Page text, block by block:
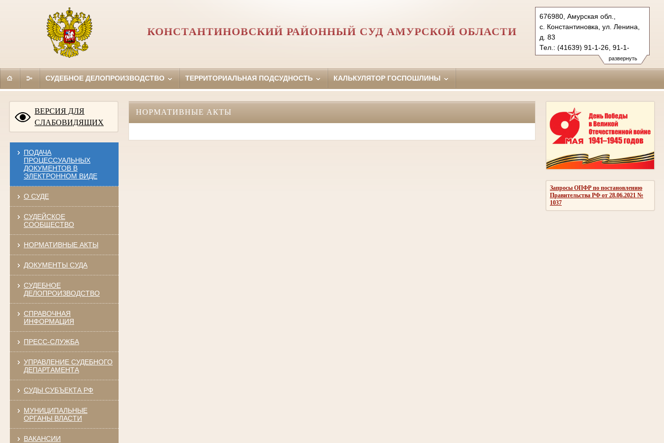
развернуть
676980, Амурская обл.,
с. Константиновка, ул. Ленина,
д. 83
Тел.: (41639) 91-1-26, 91-1-
79 (ф.)
konstantin.amr@sudrf.ru
КОНСТАНТИНОВСКИЙ РАЙОННЫЙ СУД АМУРСКОЙ ОБЛАСТИ
СУДЕБНОЕ ДЕЛОПРОИЗВОДСТВО ТЕРРИТОРИАЛЬНАЯ ПОДСУДНОСТЬ КАЛЬКУЛЯТОР ГОСПОШЛИНЫ
ВЕРСИЯ ДЛЯ
СЛАБОВИДЯЩИХ
ПОДАЧА
ПРОЦЕССУАЛЬНЫХ
ДОКУМЕНТОВ В
ЭЛЕКТРОННОМ ВИДЕ
О СУДЕ
СУДЕЙСКОЕ
СООБЩЕСТВО
НОРМАТИВНЫЕ АКТЫ
ДОКУМЕНТЫ СУДА
СУДЕБНОЕ
ДЕЛОПРОИЗВОДСТВО
СПРАВОЧНАЯ
ИНФОРМАЦИЯ
ПРЕСС-СЛУЖБА
УПРАВЛЕНИЕ СУДЕБНОГО
ДЕПАРТАМЕНТА
СУДЫ СУБЪЕКТА РФ
МУНИЦИПАЛЬНЫЕ
ОРГАНЫ ВЛАСТИ
ВАКАНСИИ
Запросы ОПФР по постановлению
Правительства РФ от 28.06.2021 №
1037
НОРМАТИВНЫЕ АКТЫ